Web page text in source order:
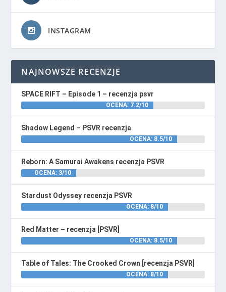
INSTAGRAM
NAJNOWSZE RECENZJE
SPACE RIFT – Episode 1 – recenzja psvr
OCENA: 7.2/10
Shadow Legend – PSVR recenzja
OCENA: 8.5/10
Reborn: A Samurai Awakens recenzja PSVR
OCENA: 3/10
Stardust Odyssey recenzja PSVR
OCENA: 8/10
Red Matter – recenzja [PSVR]
OCENA: 8.5/10
Table of Tales: The Crooked Crown [recenzja PSVR]
OCENA: 8/10